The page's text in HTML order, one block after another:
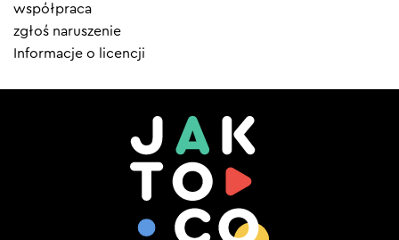
współpraca
zgłoś naruszenie
Informacje o licencji